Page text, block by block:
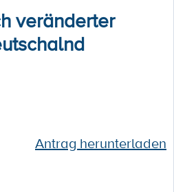
veränderter
Antrag herunterladen